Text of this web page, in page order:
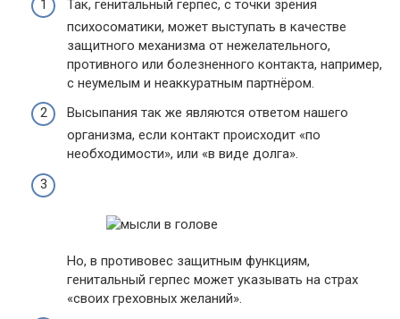
Так, генитальный герпес, с точки зрения
психосоматики, может выступать в качестве
защитного механизма от нежелательного,
противного или болезненного контакта, например,
с неумелым и неаккуратным партнёром.
Высыпания так же являются ответом нашего
организма, если контакт происходит «по
необходимости», или «в виде долга».
Но, в противовес защитным функциям,
генитальный герпес может указывать на страх
«своих греховных желаний».